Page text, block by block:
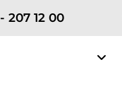
207 12 00